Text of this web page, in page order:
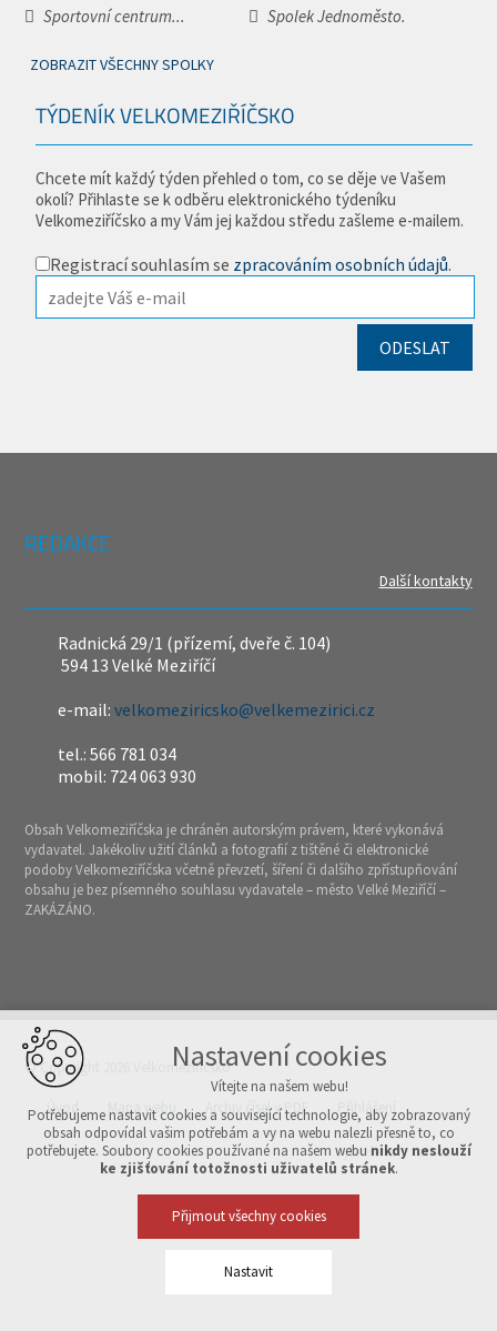
Sportovní centrum...
Spolek Jednoměsto.
ZOBRAZIT VŠECHNY SPOLKY
TÝDENÍK VELKOMEZIŘÍČSKO
Chcete mít každý týden přehled o tom, co se děje ve Vašem
okolí? Přihlaste se k odběru elektronického týdeníku
Velkomeziříčsko a my Vám jej každou středu zašleme e-mailem.
Registrací souhlasím se zpracováním osobních údajů.
REDAKCE
Další kontakty
Radnická 29/1 (přízemí, dveře č. 104)
594 13 Velké Meziříčí
e-mail:velkomeziricsko@velkemezirici.cz
tel.: 566 781 034
mobil: 724 063 930
Obsah Velkomeziříčska je chráněn autorským právem, které vykonává
vydavatel. Jakékoliv užití článků a fotografií z tištěné či elektronické
podoby Velkomeziříčska včetně převzetí, šíření či dalšího zpřístupňování
obsahu je bez písemného souhlasu vydavatele – město Velké Meziříčí –
ZAKÁZÁNO.
© Copyright 2026 Velkomeziříčsko
Úvod Mapa webu Archiv čísel v PDF Přihlášení
Vytvořeno v xart.cz
Nastavení cookies
Vítejte na našem webu!
Potřebujeme nastavit cookies a související technologie, aby zobrazovaný
obsah odpovídal vašim potřebám a vy na webu nalezli přesně to, co
potřebujete. Soubory cookies používané na našem webu nikdy neslouží
ke zjišťování totožnosti uživatelů stránek.
Přijmout všechny cookies
Nastavit